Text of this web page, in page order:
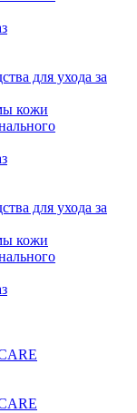
для ухода за
кожи
для ухода за
кожи